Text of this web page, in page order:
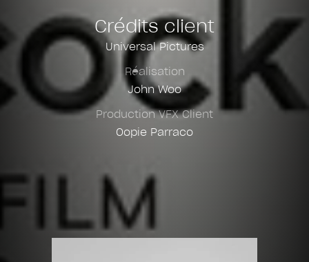
Crédits client
Universal Pictures
Réalisation
John Woo
Production VFX Client
Oopie Parraco